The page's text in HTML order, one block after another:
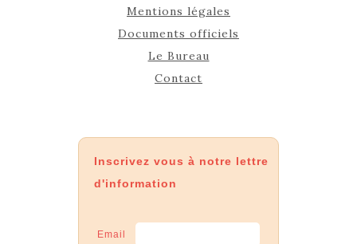
Mentions légales
Documents officiels
Le Bureau
Contact
Inscrivez vous à notre lettre
d'information
Email